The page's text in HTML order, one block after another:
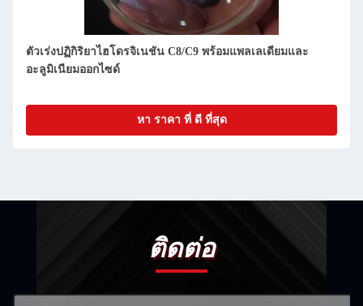
ตัวเร่งปฏิกิริยาไฮโดรจิเนชัน C8/C9 พร้อมแพลเลเดียมและ
อะลูมิเนียมออกไซด์
หา ราคา ที่ ดี ที่สุด
ติดต่อ